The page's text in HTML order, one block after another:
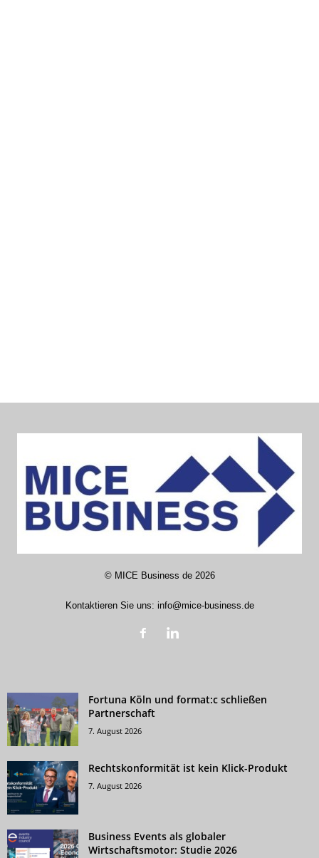
© MICE Business de2026
Kontaktieren Sie uns: info@mice-business.de
Fortuna Köln und format:c schließen
Partnerschaft
7. August 2026
Rechtskonformität ist kein Klick-Produkt
7. August 2026
Business Events als globaler
Wirtschaftsmotor: Studie 2026